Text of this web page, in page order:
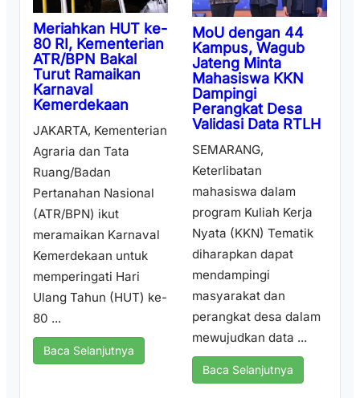
Meriahkan HUT ke-
80 RI, Kementerian
ATR/BPN Bakal
Turut Ramaikan
Karnaval
Kemerdekaan
JAKARTA, Kementerian
Agraria dan Tata
Ruang/Badan
Pertanahan Nasional
(ATR/BPN) ikut
meramaikan Karnaval
Kemerdekaan untuk
memperingati Hari
Ulang Tahun (HUT) ke-
80 ...
Baca Selanjutnya
MoU dengan 44
Kampus, Wagub
Jateng Minta
Mahasiswa KKN
Dampingi
Perangkat Desa
Validasi Data RTLH
SEMARANG,
Keterlibatan
mahasiswa dalam
program Kuliah Kerja
Nyata (KKN) Tematik
diharapkan dapat
mendampingi
masyarakat dan
perangkat desa dalam
mewujudkan data ...
Baca Selanjutnya